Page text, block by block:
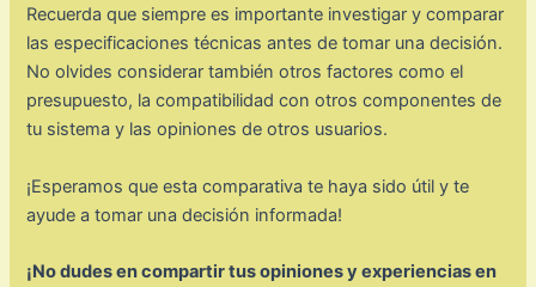
Recuerda que siempre es importante investigar y comparar
las especificaciones técnicas antes de tomar una decisión.
No olvides considerar también otros factores como el
presupuesto, la compatibilidad con otros componentes de
tu sistema y las opiniones de otros usuarios.
¡Esperamos que esta comparativa te haya sido útil y te
ayude a tomar una decisión informada!
¡No dudes en compartir tus opiniones y experiencias en